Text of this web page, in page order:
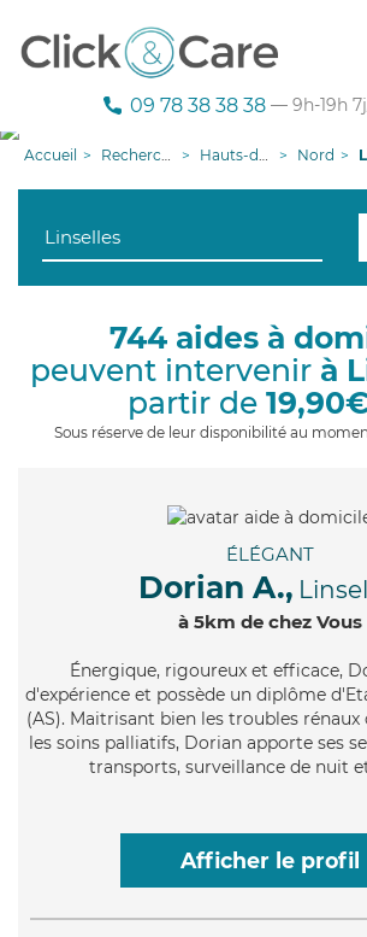
09 78 38 38 38 — 9h-19h
Accueil Recherche aide à domicile Hauts-de-France Nord
744 aides à
peuvent intervenir à
partir de
Sous réserve de leur disponibilité au
ÉLÉGANT
Dorian A.,
à 5km de chez Vous
Énergique, rigoureux et efficace,
d'expérience et possède un diplôme
(AS). Maitrisant bien les troubles
les soins palliatifs, Dorian apporte ses
transports, surveillance de nuit
Afficher le profil